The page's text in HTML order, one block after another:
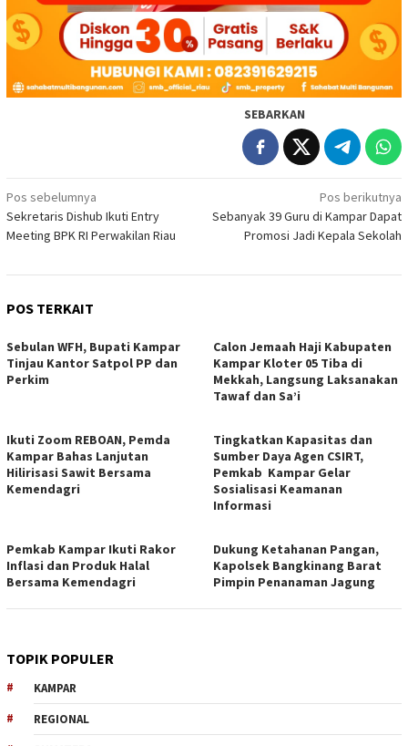
SEBARKAN
Navigasi
pos
Pos sebelumnya
Sekretaris Dishub Ikuti Entry
Meeting BPK RI Perwakilan Riau
Pos berikutnya
Sebanyak 39 Guru di Kampar Dapat
Promosi Jadi Kepala Sekolah
POS TERKAIT
Sebulan WFH, Bupati Kampar
Tinjau Kantor Satpol PP dan
Perkim
Calon Jemaah Haji Kabupaten
Kampar Kloter 05 Tiba di
Mekkah, Langsung Laksanakan
Tawaf dan Sa’i
Ikuti Zoom REBOAN, Pemda
Kampar Bahas Lanjutan
Hilirisasi Sawit Bersama
Kemendagri
Tingkatkan Kapasitas dan
Sumber Daya Agen CSIRT,
Pemkab Kampar Gelar
Sosialisasi Keamanan
Informasi
Pemkab Kampar Ikuti Rakor
Inflasi dan Produk Halal
Bersama Kemendagri
Dukung Ketahanan Pangan,
Kapolsek Bangkinang Barat
Pimpin Penanaman Jagung
TOPIK POPULER
KAMPAR
REGIONAL